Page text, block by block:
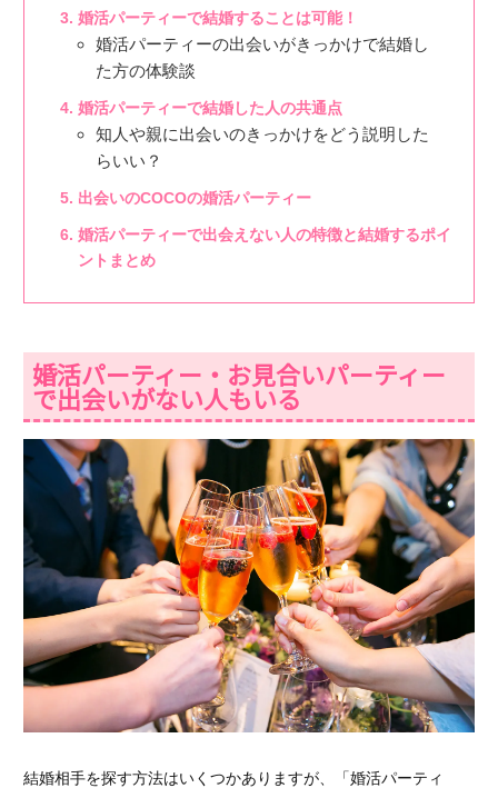
婚活パーティーで結婚することは可能！
婚活パーティーの出会いがきっかけで結婚し
た方の体験談
婚活パーティーで結婚した人の共通点
知人や親に出会いのきっかけをどう説明した
らいい？
出会いのCOCOの婚活パーティー
婚活パーティーで出会えない人の特徴と結婚するポイ
ントまとめ
婚活パーティー・お見合いパーティー
で出会いがない人もいる
結婚相手を探す方法はいくつかありますが、「婚活パーティ